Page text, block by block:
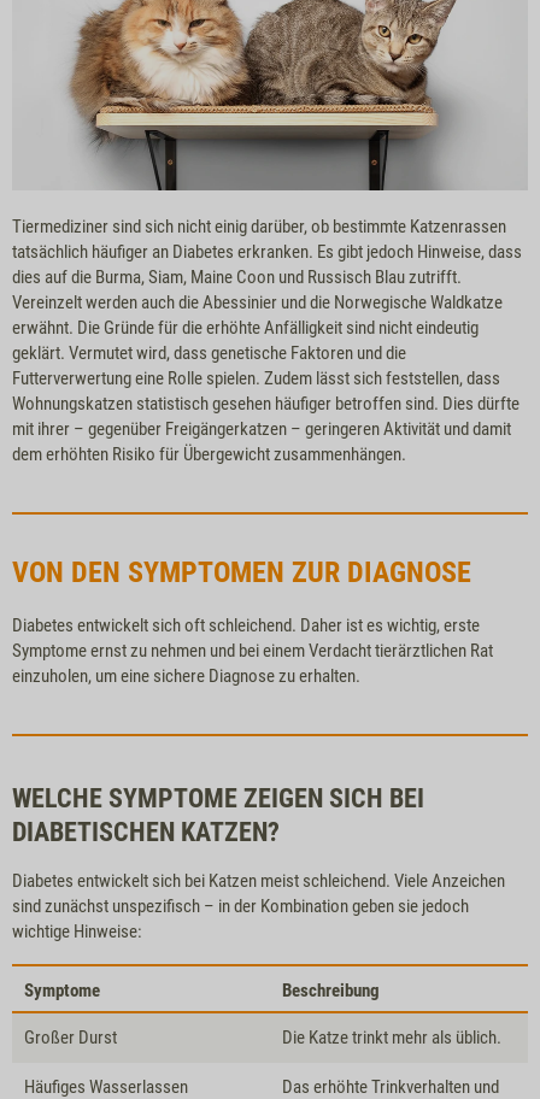
Tiermediziner sind sich nicht einig darüber, ob bestimmte Katzenrassen
tatsächlich häufiger an Diabetes erkranken. Es gibt jedoch Hinweise, dass
dies auf die Burma, Siam, Maine Coon und Russisch Blau zutrifft.
Vereinzelt werden auch die Abessinier und die Norwegische Waldkatze
erwähnt. Die Gründe für die erhöhte Anfälligkeit sind nicht eindeutig
geklärt. Vermutet wird, dass genetische Faktoren und die
Futterverwertung eine Rolle spielen. Zudem lässt sich feststellen, dass
Wohnungskatzen statistisch gesehen häufiger betroffen sind. Dies dürfte
mit ihrer – gegenüber Freigängerkatzen – geringeren Aktivität und damit
dem erhöhten Risiko für Übergewicht zusammenhängen.
VON DEN SYMPTOMEN ZUR DIAGNOSE
Diabetes entwickelt sich oft schleichend. Daher ist es wichtig, erste
Symptome ernst zu nehmen und bei einem Verdacht tierärztlichen Rat
einzuholen, um eine sichere Diagnose zu erhalten.
WELCHE SYMPTOME ZEIGEN SICH BEI
DIABETISCHEN KATZEN?
Diabetes entwickelt sich bei Katzen meist schleichend. Viele Anzeichen
sind zunächst unspezifisch – in der Kombination geben sie jedoch
wichtige Hinweise:
Symptome Beschreibung
Großer Durst Die Katze trinkt mehr als üblich.
Häufiges Wasserlassen
Das erhöhte Trinkverhalten und